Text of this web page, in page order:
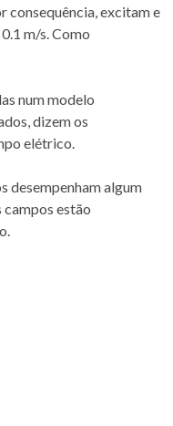
consequência, excitam e
m/s. Como
num modelo
dizem os
elétrico.
desempenham algum
campos estão